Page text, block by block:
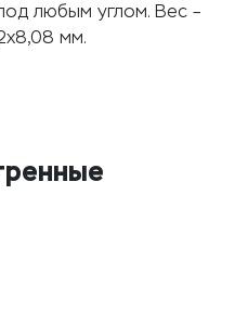
любым углом. Вес –
мм.